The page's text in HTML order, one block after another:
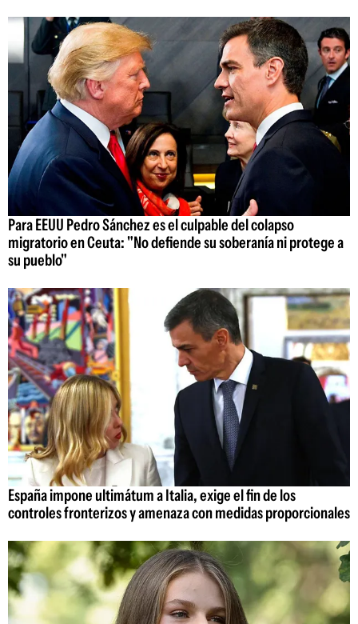
Para EEUU Pedro Sánchez es el culpable del colapso
migratorio en Ceuta: "No defiende su soberanía ni protege a
su pueblo"
España impone ultimátum a Italia, exige el fin de los
controles fronterizos y amenaza con medidas proporcionales